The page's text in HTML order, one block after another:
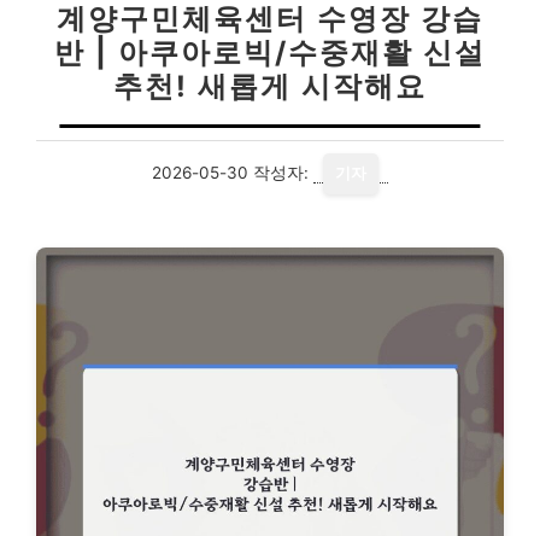
계양구민체육센터 수영장 강습
반 | 아쿠아로빅/수중재활 신설
추천! 새롭게 시작해요
2026-05-30 작성자: